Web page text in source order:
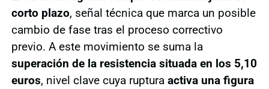
corto plazo, señal técnica que marca un posible
cambio de fase tras el proceso correctivo
previo. A este movimiento se suma la
superación de la resistencia situada en los 5,10
euros, nivel clave cuya ruptura activa una figura